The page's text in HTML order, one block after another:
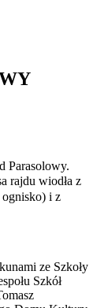
Parasolowy.
rajdu wiodła z
i z
ze Szkoły
Szkół